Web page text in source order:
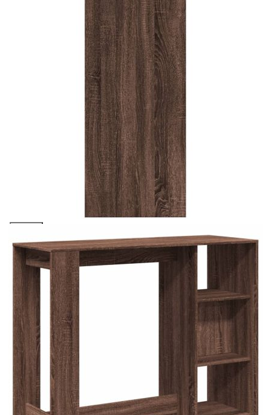
Предоставената таблица е с информационна цел.
Добавете продукта в количката си с бутона "Добави в
количката" и при поръчка ще можете да изберете броя
вноски на кредита.
Предоставената таблица е с информационна цел.
Добавете продукта в количката си с бутона "Добави в
количката" и при поръчка ще можете да изберете броя
вноски на кредита.
Предоставената таблица е с информационна цел.
Добавете продукта в количката си с бутона "Добави в
количката" и при поръчка ще можете да изберете броя
вноски на кредита.
Предоставената таблица е с информационна цел.
Добавете продукта в количката си с бутона "Добави в
количката" и при поръчка ще можете да изберете броя
вноски на кредита.
Когато плащате с NewPay, всъщност NewPay плаща
поръчката Ви вместо Вас. Вие я получавате и
разполагате с три начина да я платите към тях:
Отложено до 30 дни от момента на изпращане на
поръчката без оскъпяване. За покупки на стойност до
400 лв. / €204,52
Плащане на 4 вноски. Заплащате 20% от стойността на
поръчката си на момента с карта. Останалата сума се
разделя на 3 равни месечни вноски без оскъпяване. За
покупки на стойност до 1000 лв. / €511.31
Плащане на 6 вноски. Стойността на поръчката се
разпределя в 6 равни месечни вноски с оскъпяване. За
покупки на стойност до 2000 лв. / €1022.61